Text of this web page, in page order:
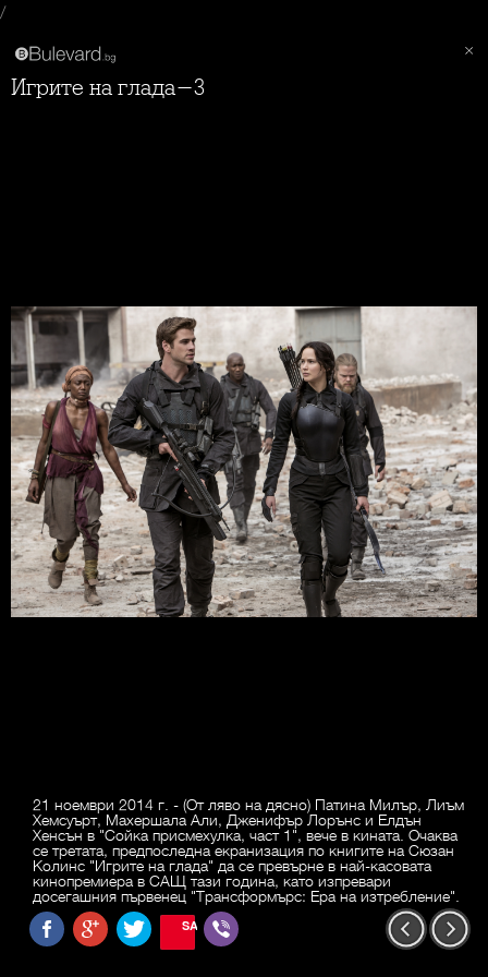
/
Игрите на глада-3
21 ноември 2014 г. - (От ляво на дясно) Патина Милър, Лиъм
Хемсуърт, Махершала Али, Дженифър Лорънс и Елдън
Хенсън в "Сойка присмехулка, част 1", вече в кината. Очаква
се третата, предпоследна екранизация по книгите на Сюзан
Колинс "Игрите на глада" да се превърне в най-касовата
кинопремиера в САЩ тази година, като изпревари
досегашния първенец "Трансформърс: Ера на изтребление".
SAVE